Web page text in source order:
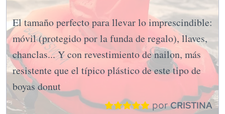
El tamaño perfecto para llevar lo imprescindible:
móvil (protegido por la funda de regalo), llaves,
chanclas... Y con revestimiento de nailon, más
resistente que el típico plástico de este tipo de
boyas donut
porCRISTINA